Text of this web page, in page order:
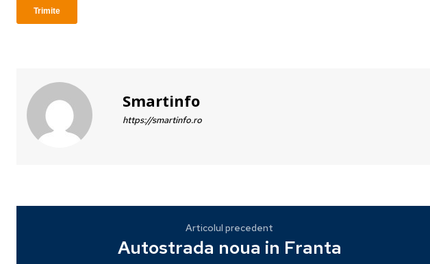
Smartinfo
https://smartinfo.ro
Articolul precedent
Autostrada noua in Franta